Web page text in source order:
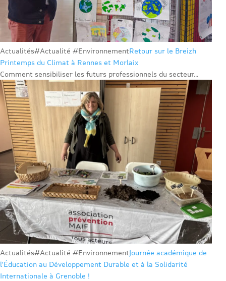
Actualités#Actualité #EnvironnementRetour sur le Breizh
Printemps du Climat à Rennes et Morlaix
Comment sensibiliser les futurs professionnels du secteur...
Actualités#Actualité #EnvironnementJournée académique de
l’Éducation au Développement Durable et à la Solidarité
Internationale à Grenoble !